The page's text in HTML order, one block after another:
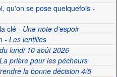
qu'on se pose quelquefois-
clé- Une note d'espoir
- Les lentilles
lundi 10 août 2026
prière pour les pécheurs
la bonne décision 4/5